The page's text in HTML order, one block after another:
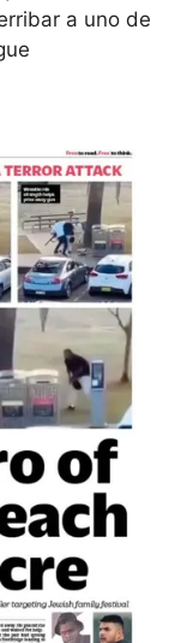
a uno de